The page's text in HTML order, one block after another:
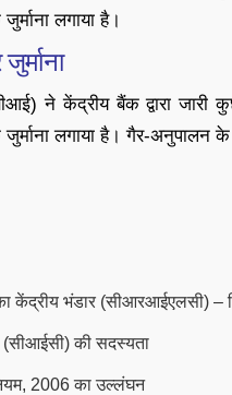
लगाया है।
ने केंद्रीय बैंक द्वारा
लगाया है। गैर-अनुपालन
केंद्रीय भंडार (सीआरआईएलसी) –
की सदस्यता
2006 का उल्लंघन